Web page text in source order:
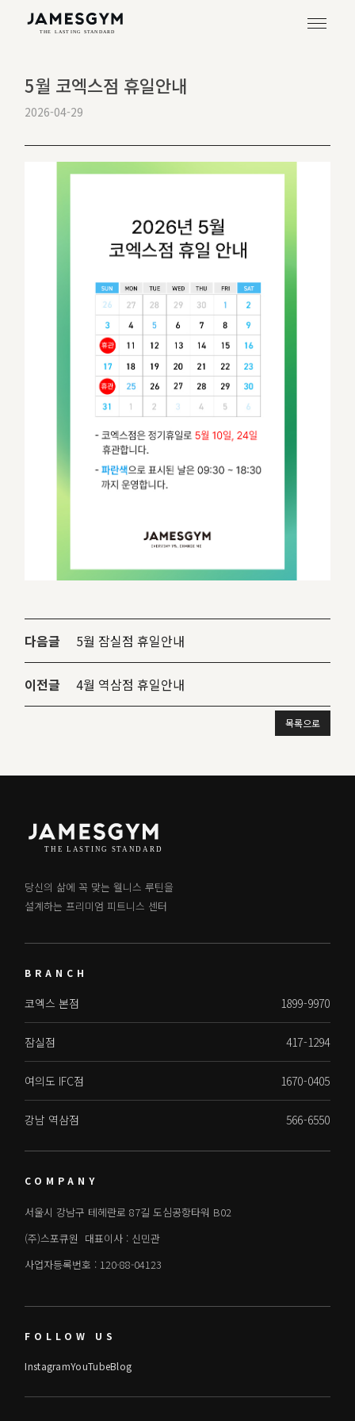
5월 코엑스점 휴일안내
2026-04-29
다음글 5월 잠실점 휴일안내
이전글 4월 역삼점 휴일안내
목록으로
당신의 삶에 꼭 맞는 웰니스 루틴을
설계하는 프리미엄 피트니스 센터
BRANCH
코엑스 본점 1899-9970
잠실점 417-1294
여의도 IFC점 1670-0405
강남 역삼점 566-6550
COMPANY
서울시 강남구 테헤란로 87길 도심공항타워 B02
(주)스포큐원 대표이사 : 신민관
사업자등록번호 : 120-88-04123
FOLLOW US
InstagramYouTubeBlog